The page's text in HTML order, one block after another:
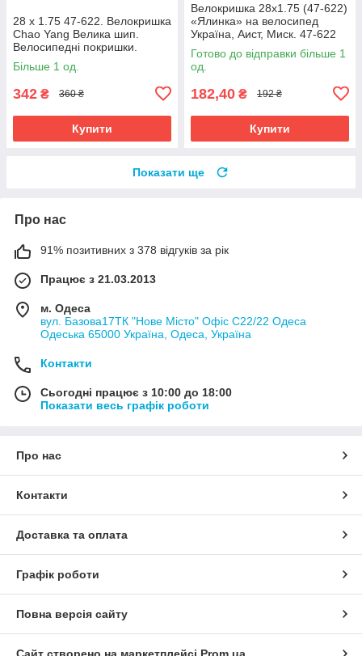
28 х 1.75 47-622. Велокришка
Chao Yang Велика шип.
Велосипедні покришки.
Велосипедні шини.
Велосипедная.
Більше 1 од.
342 ₴ 360 ₴
Купити
Велокришка 28х1.75 (47-622)
«Ялинка» на велосипед
Україна, Аист, Миск. 47-622
28x1,75 Ялинка для дорожніх
і гібридних велосипедів
Готово до відправки більше 1
од.
182,40 ₴ 192 ₴
Купити
Показати ще
Про нас
91% позитивних з 378 відгуків за рік
Працює з 21.03.2013
м. Одеса
вул. Базова17ТК "Нове Місто" Офіс С22/22 Одеса
Одеська 65000 Україна, Одеса, Україна
Контакти
Сьогодні працює з 10:00 до 18:00
Показати весь графік роботи
Про нас
Контакти
Доставка та оплата
Графік роботи
Повна версія сайту